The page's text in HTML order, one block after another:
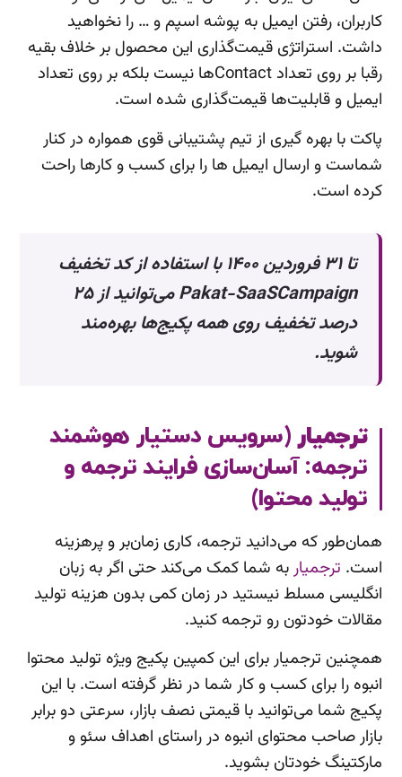
ﮐﺎرﺑﺮان، رﻓﺘﻦ اﯾﻤﯿﻞ ﺑﻪ ﭘﻮﺷﻪ اﺳﭙﻢ و … را ﻧﺨﻮاﻫﯿﺪ
داﺷﺖ. اﺳﺘﺮاﺗﮋی ﻗﯿﻤﺖﮔﺬاری اﯾﻦ ﻣﺤﺼﻮل ﺑﺮ ﺧﻼف ﺑﻘﯿﻪ
رﻗﺒﺎ ﺑﺮ روی ﺗﻌﺪاد Contactﻫﺎ ﻧﯿﺴﺖ ﺑﻠﮑﻪ ﺑﺮ روی ﺗﻌﺪاد
اﯾﻤﯿﻞ و ﻗﺎﺑﻠﯿﺖﻫﺎ ﻗﯿﻤﺖﮔﺬاری ﺷﺪه است.
پاکت با بهره گیری از تیم پشتیبانی قوی همواره در کنار
شماست و ارسال ایمیل ها را برای کسب و کارها راحت
کرده است.
تا ۳۱ فروردین ۱۴۰۰ با استفاده از کد تخفیف
Pakat-SaaSCampaign می‌توانید از ۲۵
درصد تخفیف روی همه پکیج‌ها بهره‌مند
شوید.
ترجمیار(سرویس دستیار هوشمند
ترجمه: آسان‌سازی فرایند ترجمه و
تولید محتوا)
همان‌طور که می‌دانید ترجمه، کاری زمان‌بر و پرهزینه
است. ترجمیار به شما کمک می‌کند حتی اگر به زبان
انگلیسی مسلط نیستید در زمان کمی بدون هزینه تولید
مقالات خودتون رو ترجمه کنید.
همچنین ترجمیار برای این کمپین پکیج ویژه تولید محتوا
انبوه را برای کسب و کار شما در نظر گرفته است. با این
پکیج شما می‌توانید با قیمتی نصف بازار، سرعتی دو برابر
بازار صاحب محتوای انبوه در راستای اهداف سئو و
مارکتینگ خودتان بشوید.